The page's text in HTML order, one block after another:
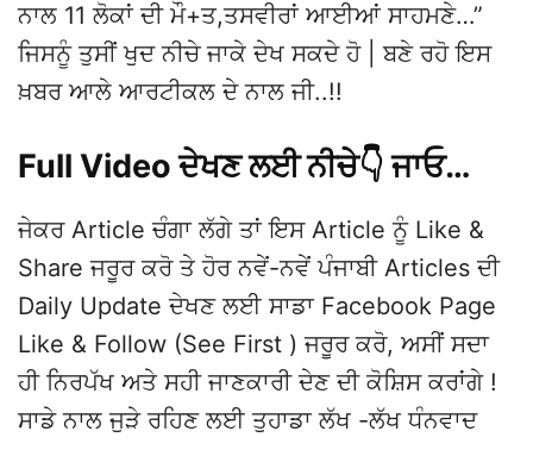
ਨਾਲ 11 ਲੋਕਾਂ ਦੀ ਮੌ+ਤ,ਤਸਵੀਰਾਂ ਆਈਆਂ ਸਾਹਮਣੇ…”
ਜਿਸਨੂੰ ਤੁਸੀਂ ਖੁਦ ਨੀਚੇ ਜਾਕੇ ਦੇਖ ਸਕਦੇ ਹੋ | ਬਣੇ ਰਹੋ ਇਸ
ਖ਼ਬਰ ਆਲੇ ਆਰਟੀਕਲ ਦੇ ਨਾਲ ਜੀ..!!
Full Video ਦੇਖਣ ਲਈ ਨੀਚੇ👇 ਜਾਓ…
ਜੇਕਰ Article ਚੰਗਾ ਲੱਗੇ ਤਾਂ ਇਸ Article ਨੂੰ Like &
Share ਜਰੂਰ ਕਰੋ ਤੇ ਹੋਰ ਨਵੇਂ-ਨਵੇਂ ਪੰਜਾਬੀ Articles ਦੀ
Daily Update ਦੇਖਣ ਲਈ ਸਾਡਾ Facebook Page
Like & Follow (See First ) ਜਰੂਰ ਕਰੋ, ਅਸੀਂ ਸਦਾ
ਹੀ ਨਿਰਪੱਖ ਅਤੇ ਸਹੀ ਜਾਣਕਾਰੀ ਦੇਣ ਦੀ ਕੋਸ਼ਿਸ ਕਰਾਂਗੇ !
ਸਾਡੇ ਨਾਲ ਜੁੜੇ ਰਹਿਣ ਲਈ ਤੁਹਾਡਾ ਲੱਖ -ਲੱਖ ਧੰਨਵਾਦ